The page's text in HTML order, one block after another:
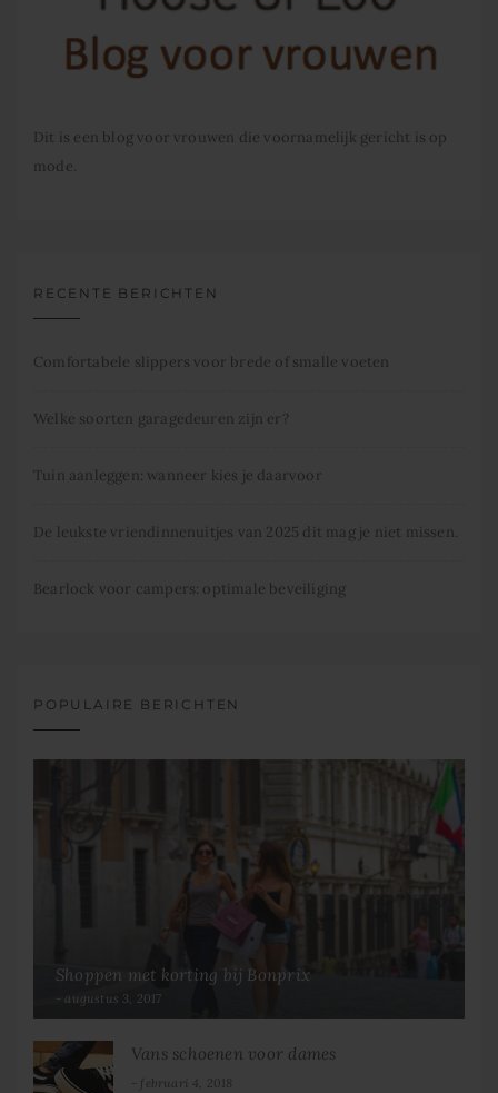
Dit is een blog voor vrouwen die voornamelijk gericht is op
mode.
RECENTE BERICHTEN
Comfortabele slippers voor brede of smalle voeten
Welke soorten garagedeuren zijn er?
Tuin aanleggen: wanneer kies je daarvoor
De leukste vriendinnenuitjes van 2025 dit mag je niet missen.
Bearlock voor campers: optimale beveiliging
POPULAIRE BERICHTEN
Shoppen met korting bij Bonprix
augustus 3, 2017
Vans schoenen voor dames
februari 4, 2018